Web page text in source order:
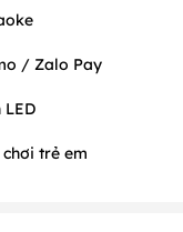
/ Zalo Pay
LED
chơi trẻ em